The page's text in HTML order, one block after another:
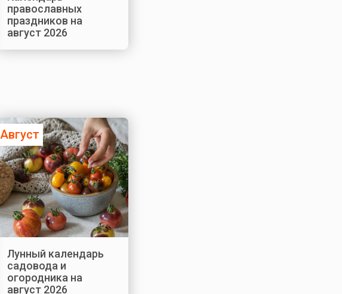
православных
праздников на
август 2026
Август
Лунный календарь
садовода и
огородника на
август 2026